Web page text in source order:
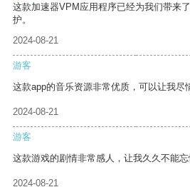
这款加速器VPM应用程序已经为我们带来
护。
2024-08-21
游客
这款app的音乐资源非常优质，可以让我尽
2024-08-21
游客
这款游戏的剧情非常感人，让我久久不能忘
2024-08-21